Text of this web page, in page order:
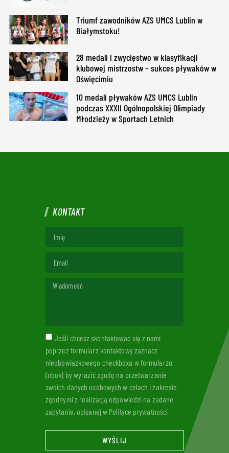
Triumf zawodników AZS UMCS Lublin w
Białymstoku!
28 medali i zwycięstwo w klasyfikacji
klubowej mistrzostw – sukces pływaków w
Oświęcimiu
10 medali pływaków AZS UMCS Lublin
podczas XXXII Ogólnopolskiej Olimpiady
Młodzieży w Sportach Letnich
KONTAKT
Jeśli chcesz skontaktować się z nami
poprzez formularz kontaktowy zaznacz
nieobowiązkowego checkboxa w formularzu
(obok) by wyrazić zgodę na przetwarzanie
swoich danych osobowych w celach i zakresie
zgodnymi z realizacją odpowiedzi na zadane
zapytanie, opisanej w Polityce prywatności
WYŚLIJ